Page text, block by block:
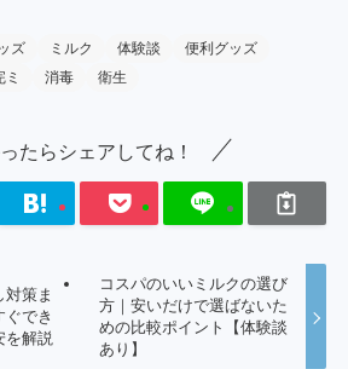
ズ ミルク 体験談
便利グッズ
ミ 消毒 衛生
たらシェアしてね！
策ま
ぐでき
を解説
コスパのいいミルクの選び
方｜安いだけで選ばないた
めの比較ポイント【体験談
あり】